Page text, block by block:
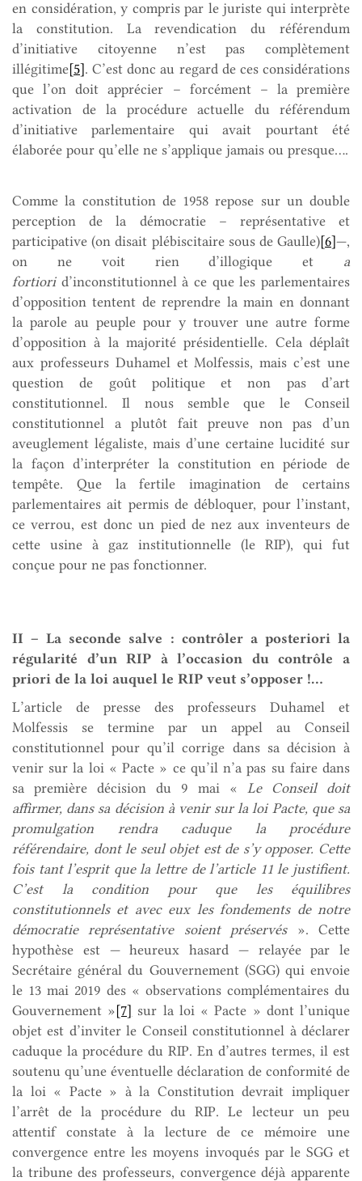
en considération, y compris par le juriste qui interprète
la constitution. La revendication du référendum
d’initiative citoyenne n’est pas complètement
illégitime[5]. C’est donc au regard de ces considérations
que l’on doit apprécier – forcément – la première
activation de la procédure actuelle du référendum
d’initiative parlementaire qui avait pourtant été
élaborée pour qu’elle ne s’applique jamais ou presque….
Comme la constitution de 1958 repose sur un double
perception de la démocratie – représentative et
participative (on disait plébiscitaire sous de Gaulle)[6]—,
on ne voit rien d’illogique et a
fortiori d’inconstitutionnel à ce que les parlementaires
d’opposition tentent de reprendre la main en donnant
la parole au peuple pour y trouver une autre forme
d’opposition à la majorité présidentielle. Cela déplaît
aux professeurs Duhamel et Molfessis, mais c’est une
question de goût politique et non pas d’art
constitutionnel. Il nous semble que le Conseil
constitutionnel a plutôt fait preuve non pas d’un
aveuglement légaliste, mais d’une certaine lucidité sur
la façon d’interpréter la constitution en période de
tempête. Que la fertile imagination de certains
parlementaires ait permis de débloquer, pour l’instant,
ce verrou, est donc un pied de nez aux inventeurs de
cette usine à gaz institutionnelle (le RIP), qui fut
conçue pour ne pas fonctionner.
II – La seconde salve : contrôler a posteriori la
régularité d’un RIP à l’occasion du contrôle a
priori de la loi auquel le RIP veut s’opposer !…
L’article de presse des professeurs Duhamel et
Molfessis se termine par un appel au Conseil
constitutionnel pour qu’il corrige dans sa décision à
venir sur la loi « Pacte » ce qu’il n’a pas su faire dans
sa première décision du 9 mai «
Le Conseil doit
affirmer, dans sa décision à venir sur la loi Pacte, que sa
promulgation rendra caduque la procédure
référendaire, dont le seul objet est de s’y opposer. Cette
fois tant l’esprit que la lettre de l’article 11 le justifient.
C’est la condition pour que les équilibres
constitutionnels et avec eux les fondements de notre
démocratie représentative soient préservés». Cette
hypothèse est — heureux hasard — relayée par le
Secrétaire général du Gouvernement (SGG) qui envoie
le 13 mai 2019 des « observations complémentaires du
Gouvernement »[7] sur la loi « Pacte » dont l’unique
objet est d’inviter le Conseil constitutionnel à déclarer
caduque la procédure du RIP. En d’autres termes, il est
soutenu qu’une éventuelle déclaration de conformité de
la loi « Pacte » à la Constitution devrait impliquer
l’arrêt de la procédure du RIP. Le lecteur un peu
attentif constate à la lecture de ce mémoire une
convergence entre les moyens invoqués par le SGG et
la tribune des professeurs, convergence déjà apparente